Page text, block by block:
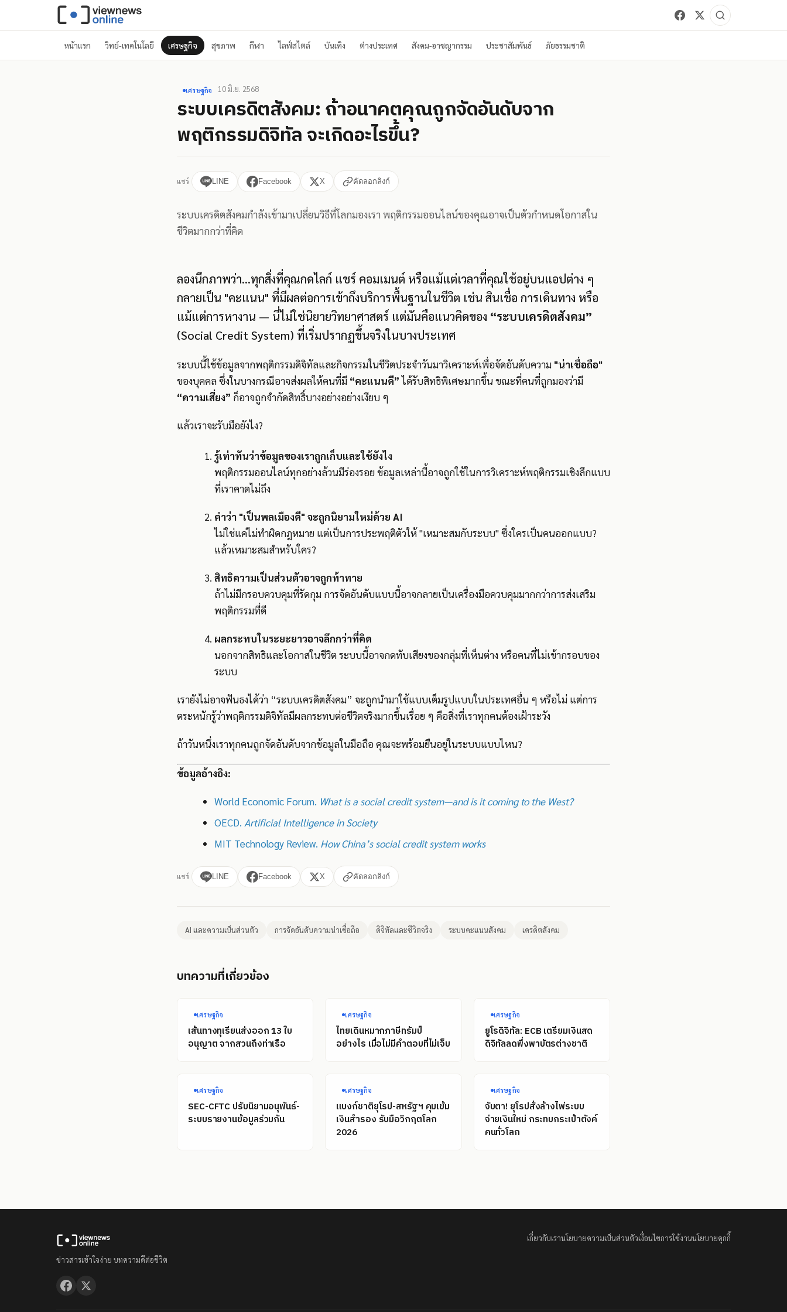
หน้าแรก วิทย์-เทคโนโลยี เศรษฐกิจ สุขภาพ กีฬา ไลฟ์สไตล์ บันเทิง ต่างประเทศ สังคม-อาชญากรรม ประชาสัมพันธ์ ภัยธรรมชาติ
เศรษฐกิจ 10 มิ.ย. 2568
ระบบเครดิตสังคม: ถ้าอนาคตคุณถูกจัดอันดับจาก
พฤติกรรมดิจิทัล จะเกิดอะไรขึ้น?
แชร์ LINE Facebook X คัดลอกลิงก์
ระบบเครดิตสังคมกำลังเข้ามาเปลี่ยนวิธีที่โลกมองเรา พฤติกรรมออนไลน์ของคุณอาจเป็นตัวกำหนดโอกาสใน
ชีวิตมากกว่าที่คิด
ลองนึกภาพว่า…ทุกสิ่งที่คุณกดไลก์ แชร์ คอมเมนต์ หรือแม้แต่เวลาที่คุณใช้อยู่บนแอปต่าง ๆ
กลายเป็น "คะแนน" ที่มีผลต่อการเข้าถึงบริการพื้นฐานในชีวิต เช่น สินเชื่อ การเดินทาง หรือ
แม้แต่การหางาน — นี่ไม่ใช่นิยายวิทยาศาสตร์ แต่มันคือแนวคิดของ “ระบบเครดิตสังคม”
(Social Credit System) ที่เริ่มปรากฏขึ้นจริงในบางประเทศ
ระบบนี้ใช้ข้อมูลจากพฤติกรรมดิจิทัลและกิจกรรมในชีวิตประจำวันมาวิเคราะห์เพื่อจัดอันดับความ "น่าเชื่อถือ"
ของบุคคล ซึ่งในบางกรณีอาจส่งผลให้คนที่มี “คะแนนดี”ได้รับสิทธิพิเศษมากขึ้น ขณะที่คนที่ถูกมองว่ามี
“ความเสี่ยง” ก็อาจถูกจำกัดสิทธิ์บางอย่างอย่างเงียบ ๆ
แล้วเราจะรับมือยังไง?
รู้เท่าทันว่าข้อมูลของเราถูกเก็บและใช้ยังไง
พฤติกรรมออนไลน์ทุกอย่างล้วนมีร่องรอย ข้อมูลเหล่านี้อาจถูกใช้ในการวิเคราะห์พฤติกรรมเชิงลึกแบบ
ที่เราคาดไม่ถึง
คำว่า "เป็นพลเมืองดี" จะถูกนิยามใหม่ด้วย AI
ไม่ใช่แค่ไม่ทำผิดกฎหมาย แต่เป็นการประพฤติตัวให้ "เหมาะสมกับระบบ" ซึ่งใครเป็นคนออกแบบ?
แล้วเหมาะสมสำหรับใคร?
สิทธิความเป็นส่วนตัวอาจถูกท้าทาย
ถ้าไม่มีกรอบควบคุมที่รัดกุม การจัดอันดับแบบนี้อาจกลายเป็นเครื่องมือควบคุมมากกว่าการส่งเสริม
พฤติกรรมที่ดี
ผลกระทบในระยะยาวอาจลึกกว่าที่คิด
นอกจากสิทธิและโอกาสในชีวิต ระบบนี้อาจกดทับเสียงของกลุ่มที่เห็นต่าง หรือคนที่ไม่เข้ากรอบของ
ระบบ
เรายังไม่อาจฟันธงได้ว่า “ระบบเครดิตสังคม” จะถูกนำมาใช้แบบเต็มรูปแบบในประเทศอื่น ๆ หรือไม่ แต่การ
ตระหนักรู้ว่าพฤติกรรมดิจิทัลมีผลกระทบต่อชีวิตจริงมากขึ้นเรื่อย ๆ คือสิ่งที่เราทุกคนต้องเฝ้าระวัง
ถ้าวันหนึ่งเราทุกคนถูกจัดอันดับจากข้อมูลในมือถือ คุณจะพร้อมยืนอยู่ในระบบแบบไหน?
ข้อมูลอ้างอิง:
World Economic Forum. What is a social credit system—and is it coming to the West?
OECD. Artificial Intelligence in Society
MIT Technology Review. How China’s social credit system works
แชร์ LINE Facebook X คัดลอกลิงก์
AI และความเป็นส่วนตัว การจัดอันดับความน่าเชื่อถือ ดิจิทัลและชีวิตจริง ระบบคะแนนสังคม เครดิตสังคม
บทความที่เกี่ยวข้อง
เศรษฐกิจ
เส้นทางทุเรียนส่งออก 13 ใบ
อนุญาต จากสวนถึงท่าเรือ
เศรษฐกิจ
ไทยเดินหมากภาษีทรัมป์
อย่างไร เมื่อไม่มีคำตอบที่ไม่เจ็บ
เศรษฐกิจ
ยูโรดิจิทัล: ECB เตรียมเงินสด
ดิจิทัลลดพึ่งพาบัตรต่างชาติ
เศรษฐกิจ
SEC-CFTC ปรับนิยามอนุพันธ์-
ระบบรายงานข้อมูลร่วมกัน
เศรษฐกิจ
แบงก์ชาติยุโรป-สหรัฐฯ คุมเข้ม
เงินสำรอง รับมือวิกฤตโลก
2026
เศรษฐกิจ
จับตา! ยุโรปสั่งล้างไพ่ระบบ
จ่ายเงินใหม่ กระทบกระเป๋าตังค์
คนทั่วโลก
ข่าวสารเข้าใจง่าย บทความดีต่อชีวิต
เกี่ยวกับเรานโยบายความเป็นส่วนตัวเงื่อนไขการใช้งานนโยบายคุกกี้